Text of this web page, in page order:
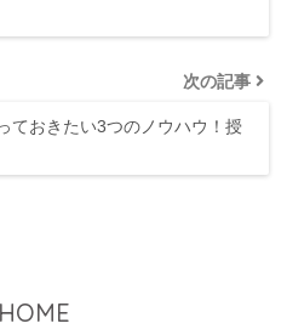
次の記事
ておきたい3つのノウハウ！授